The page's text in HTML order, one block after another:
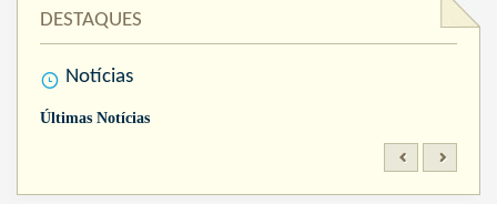
DESTAQUES
Notícias
Últimas Notícias